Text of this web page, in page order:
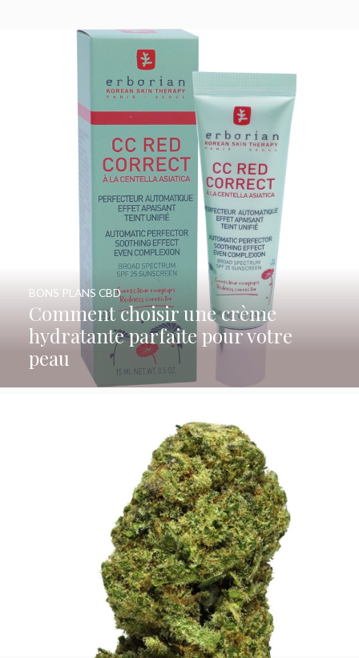
Comment choisir une crème
hydratante parfaite pour votre
peau
BONS PLANS CBD